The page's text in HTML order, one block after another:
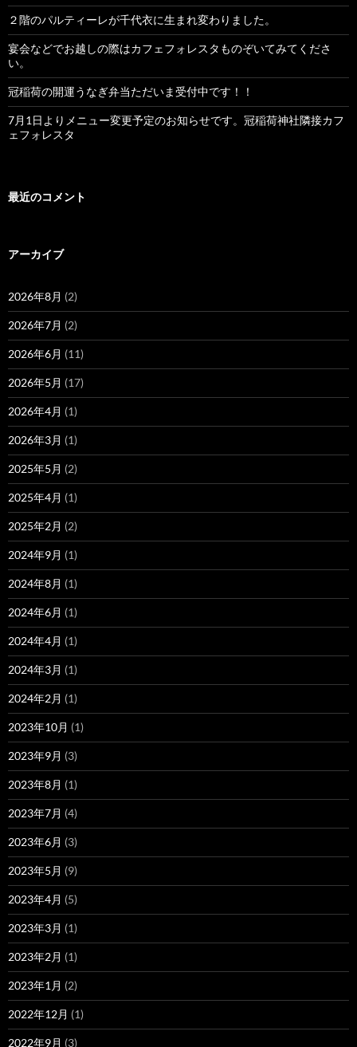
２階のパルティーレが千代衣に生まれ変わりました。
宴会などでお越しの際はカフェフォレスタものぞいてみてくださ
い。
冠稲荷の開運うなぎ弁当ただいま受付中です！！
7月1日よりメニュー変更予定のお知らせです。冠稲荷神社隣接カフ
ェフォレスタ
最近のコメント
アーカイブ
2026年8月 (2)
2026年7月 (2)
2026年6月 (11)
2026年5月 (17)
2026年4月 (1)
2026年3月 (1)
2025年5月 (2)
2025年4月 (1)
2025年2月 (2)
2024年9月 (1)
2024年8月 (1)
2024年6月 (1)
2024年4月 (1)
2024年3月 (1)
2024年2月 (1)
2023年10月 (1)
2023年9月 (3)
2023年8月 (1)
2023年7月 (4)
2023年6月 (3)
2023年5月 (9)
2023年4月 (5)
2023年3月 (1)
2023年2月 (1)
2023年1月 (2)
2022年12月 (1)
2022年9月 (3)